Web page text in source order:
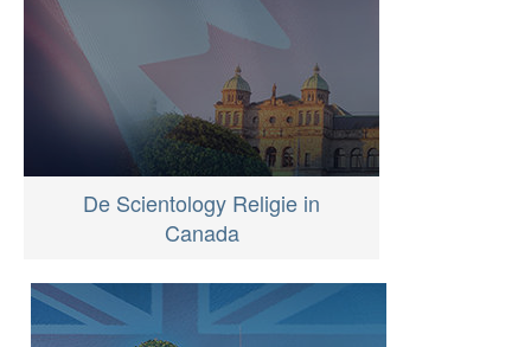
De Scientology Religie in
Canada